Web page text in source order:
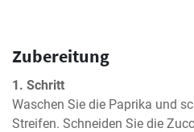
Zubereitung
1. Schritt
Waschen Sie die Paprika und
Streifen. Schneiden Sie die